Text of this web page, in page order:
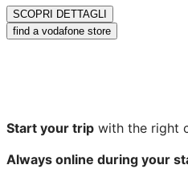
SCOPRI DETTAGLI
find a vodafone store
Start your trip with the right
Always online during your